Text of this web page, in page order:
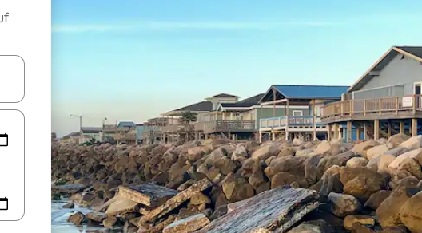
Pfeiltasten nach oben und unten oder erkunde die Ergebnisse durch Berühren